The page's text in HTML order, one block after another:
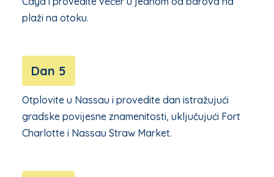
plaži na otoku.
Dan 5
Otplovite u Nassau i provedite dan istražujući
gradske povijesne znamenitosti, uključujući Fort
Charlotte i Nassau Straw Market.